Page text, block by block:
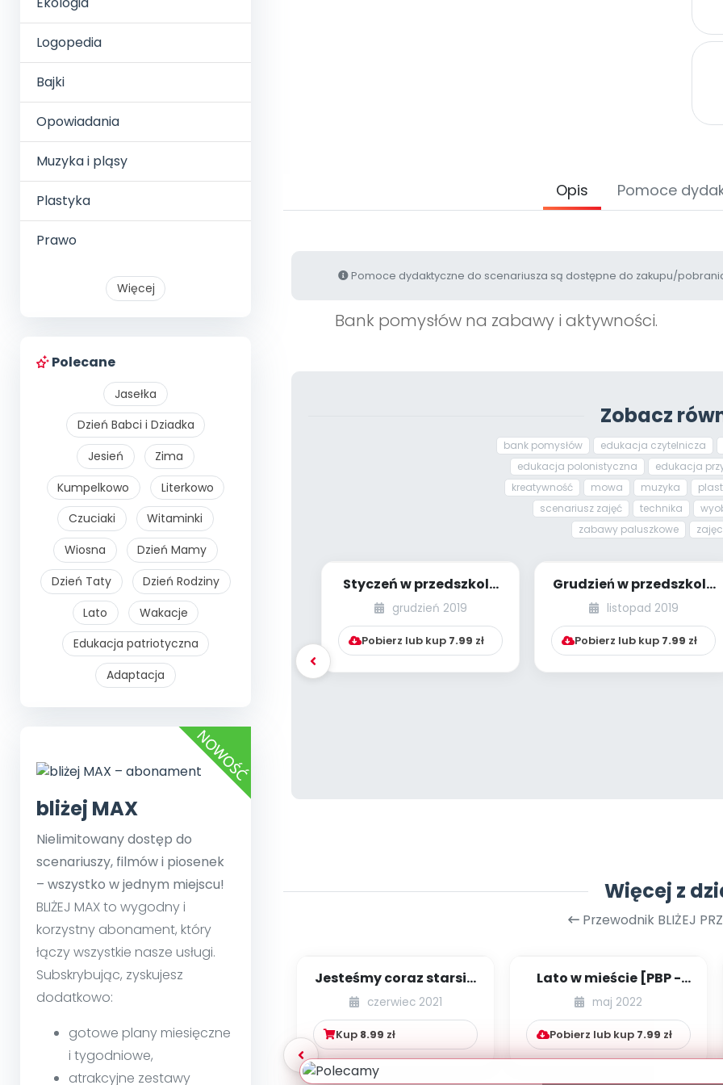
Logopedia
Bajki
Opowiadania
Muzyka i pląsy
Plastyka
Prawo
Więcej
Polecane
Jasełka
Dzień Babci i Dziadka
Jesień
Zima
Kumpelkowo
Literkowo
Czuciaki
Witaminki
Wiosna
Dzień Mamy
Dzień Taty
Dzień Rodziny
Lato
Wakacje
Edukacja patriotyczna
Adaptacja
bliżej MAX
Nielimitowany dostęp do
scenariuszy, filmów i piosenek
– wszystko w jednym miejscu!
BLIŻEJ MAX to wygodny i
korzystny abonament, który
łączy wszystkie nasze usługi.
Subskrybując, zyskujesz
dodatkowo:
gotowe plany miesięczne
i tygodniowe,
atrakcyjne zestawy
Opis Pomoce
Pomoce dydaktyczne do scenariusza są dostępne do zakupu/
Bank pomysłów na zabawy i aktywności.
Zobacz
bank pomysłów edukacja czytelnicza
edukacja polonistyczna
edukacja
kreatywność
mowa muzyka
scenariusz zajęć
technika
zabawy paluszkowe
Styczeń w przedszkolu
[PBP - bank pomysłów]
grudzień 2019
Pobierz lub kup 7.99 zł
Grudzień w przedszkolu
[PBP - bank pomysłów]
listopad 2019
Pobierz lub kup 7.99 zł
Więcej z
Przewodnik BLIŻEJ
Jesteśmy coraz starsi -
zestaw
czerwiec 2021
Kup 8.99 zł
Lato w mieście [PBP -
dzieci młodszych -
numer 1]
maj 2022
Pobierz lub kup 7.99 zł